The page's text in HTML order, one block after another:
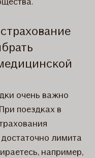
очень важно
поездках в
лимита
например,